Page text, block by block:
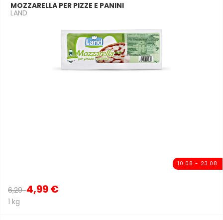
10.08 - 23.08
MOZZARELLA PER PIZZE E PANINI
LAND
6,294,99 €
1 kg